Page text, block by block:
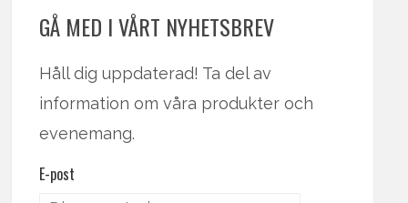
GÅ MED I VÅRT NYHETSBREV
Håll dig uppdaterad! Ta del av
information om våra produkter och
evenemang.
E-post